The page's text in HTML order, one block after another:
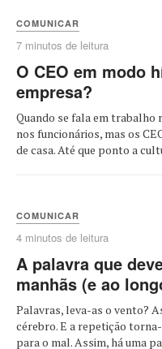
COMUNICAR
7 minutos de leitura
O CEO em modo
empresa?
Quando se fala em
nos funcionários, mas os
de casa. Até que ponto a
COMUNICAR
4 minutos de leitura
A palavra que
manhãs (e ao
Palavras, leva-as o vento?
cérebro. E a repetição
para o mal. Assim, há uma